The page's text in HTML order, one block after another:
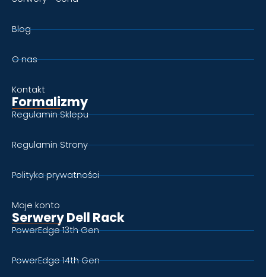
Serwery Dell Rack
PowerEdge 13th Gen
PowerEdge 14th Gen
Blog
O nas
Kontakt
Formalizmy
Regulamin Sklepu
Regulamin Strony
Polityka prywatności
Moje konto